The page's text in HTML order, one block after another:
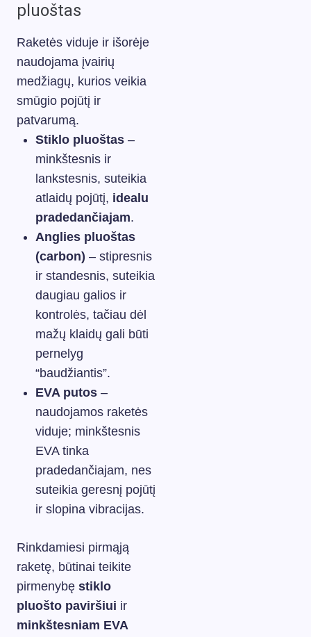
pluoštas
Raketės viduje ir išorėje
naudojama įvairių
medžiagų, kurios veikia
smūgio pojūtį ir
patvarumą.
Stiklo pluoštas –
minkštesnis ir
lankstesnis, suteikia
atlaidų pojūtį, idealu
pradedančiajam.
Anglies pluoštas
(carbon) – stipresnis
ir standesnis, suteikia
daugiau galios ir
kontrolės, tačiau dėl
mažų klaidų gali būti
pernelyg
“baudžiantis”.
EVA putos –
naudojamos raketės
viduje; minkštesnis
EVA tinka
pradedančiajam, nes
suteikia geresnį pojūtį
ir slopina vibracijas.
Rinkdamiesi pirmąją
raketę, būtinai teikite
pirmenybę stiklo
pluošto paviršiui ir
minkštesniam EVA